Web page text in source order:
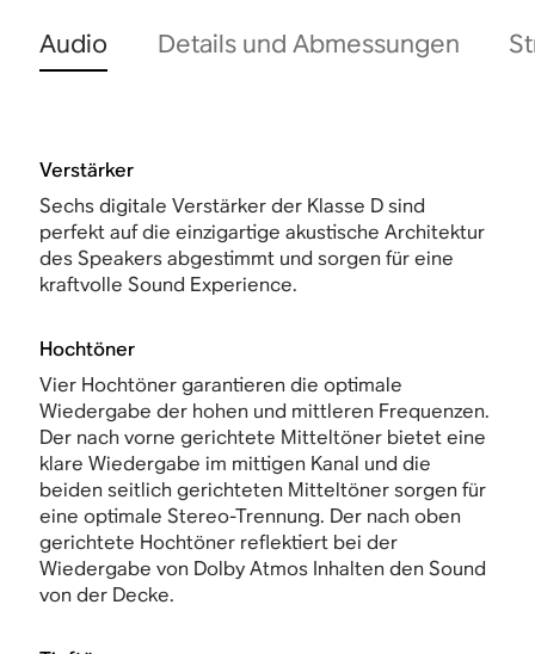
Audio Details und Abmessungen
Verstärker
Sechs digitale Verstärker der Klasse D sind
perfekt auf die einzigartige akustische Architektur
des Speakers abgestimmt und sorgen für eine
kraftvolle Sound Experience.
Hochtöner
Vier Hochtöner garantieren die optimale
Wiedergabe der hohen und mittleren Frequenzen.
Der nach vorne gerichtete Mitteltöner bietet eine
klare Wiedergabe im mittigen Kanal und die
beiden seitlich gerichteten Mitteltöner sorgen für
eine optimale Stereo-Trennung. Der nach oben
gerichtete Hochtöner reflektiert bei der
Wiedergabe von Dolby Atmos Inhalten den Sound
von der Decke.